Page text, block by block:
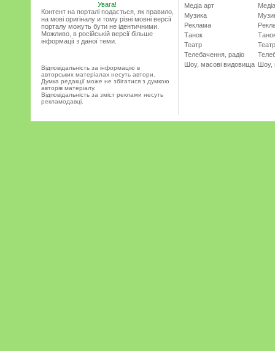
Увага!
Контент на порталі подається, як правило,
на мові оригіналу и тому різні мовні версії
порталу можуть бути не ідентичними.
Можливо, в російській версії більше
інформації з даної теми.
Відповідальність за інформацію в
авторських матеріалах несуть автори.
Думка редакції може не збігатися з думкою
авторів матеріалу.
Відповідальність за зміст реклами несуть
рекламодавці.
Медіа арт
Музика
Реклама
Танок
Театр
Телебачення, радіо
Шоу, масові видовища
Театр
Шоу,